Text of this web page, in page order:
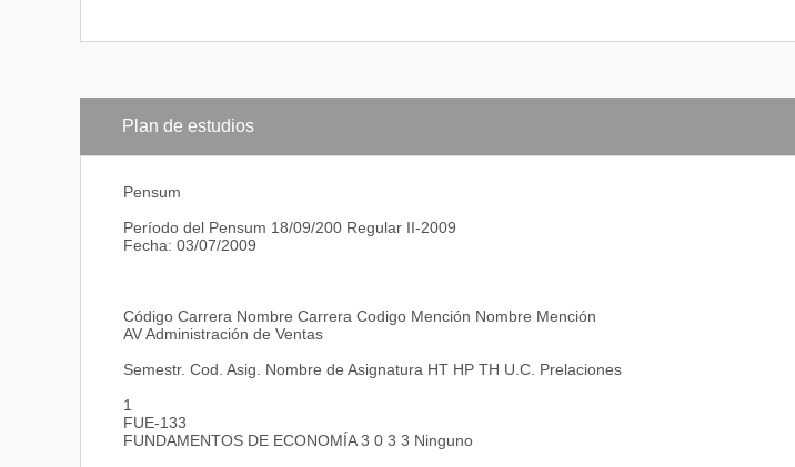
Plan de estudios
Pensum
Período del Pensum 18/09/200 Regular II-2009
Fecha: 03/07/2009
Código Carrera Nombre Carrera Codigo Mención Nombre Mención
AV Administración de Ventas
Semestr. Cod. Asig. Nombre de Asignatura HT HP TH U.C. Prelaciones
1
FUE-133
FUNDAMENTOS DE ECONOMÍA 3 0 3 3 Ninguno